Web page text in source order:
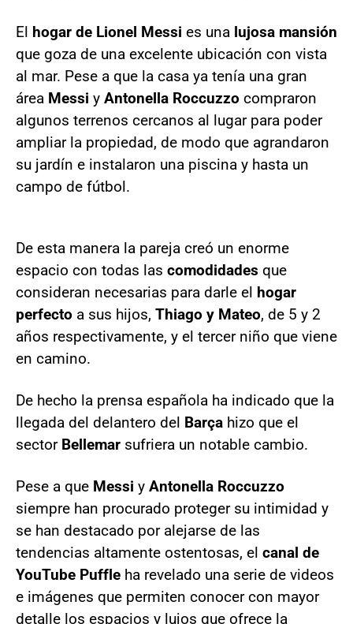
El hogar de Lionel Messi es una lujosa mansión
que goza de una excelente ubicación con vista
al mar. Pese a que la casa ya tenía una gran
área Messi y Antonella Roccuzzo compraron
algunos terrenos cercanos al lugar para poder
ampliar la propiedad, de modo que agrandaron
su jardín e instalaron una piscina y hasta un
campo de fútbol.
De esta manera la pareja creó un enorme
espacio con todas las comodidades que
consideran necesarias para darle el hogar
perfecto a sus hijos, Thiago y Mateo, de 5 y 2
años respectivamente, y el tercer niño que viene
en camino.
De hecho la prensa española ha indicado que la
llegada del delantero del Barça hizo que el
sector Bellemar sufriera un notable cambio.
Pese a que Messi y Antonella Roccuzzo
siempre han procurado proteger su intimidad y
se han destacado por alejarse de las
tendencias altamente ostentosas, el canal de
YouTube Puffle ha revelado una serie de videos
e imágenes que permiten conocer con mayor
detalle los espacios y lujos que ofrece la